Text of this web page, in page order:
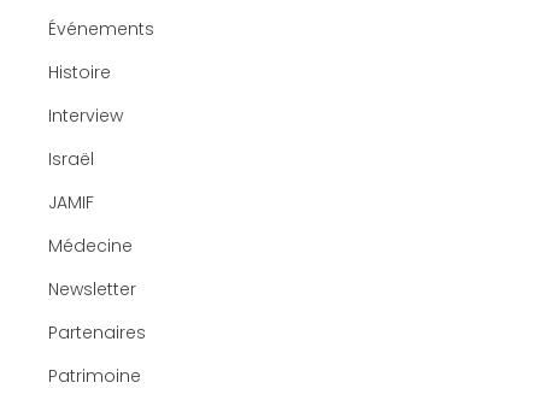
Événements
Histoire
Interview
Israël
JAMIF
Médecine
Newsletter
Partenaires
Patrimoine